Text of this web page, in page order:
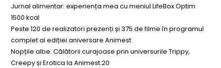
Jurnal alimentar: experiența mea cu meniul LifeBox Optim
1500 kcal
Peste 120 de realizatori prezenți și 375 de filme în programul
complet al ediției aniversare Animest
Nopțile albe: Călătorii curajoase prin universurile Trippy,
Creepy și Erotica la Animest.20